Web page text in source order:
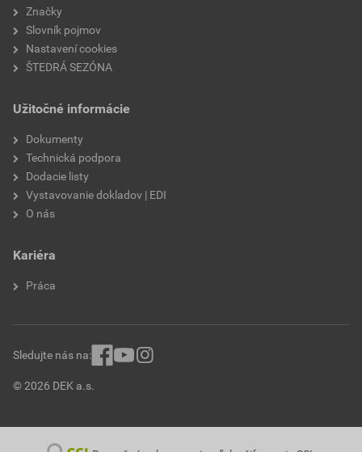
Značky
Slovník pojmov
Nastavení cookies
ŠTEDRÁ SEZÓNA
Užitočné informácie
Dokumenty
Technická podpora
Dodacie listy
Vystavovanie dokladov | EDI
O nás
Kariéra
Práca
© 2026 DEK a.s.
Sledujte nás na: